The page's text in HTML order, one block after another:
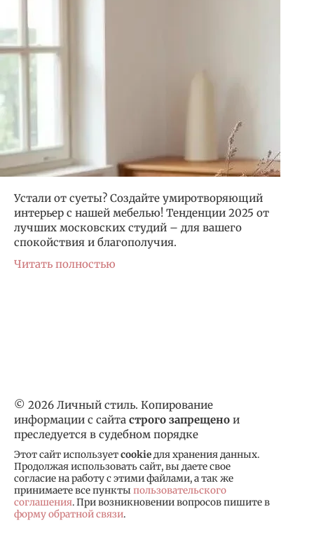
Устали от суеты? Создайте умиротворяющий
интерьер с нашей мебелью! Тенденции 2025 от
лучших московских студий – для вашего
спокойствия и благополучия.
Читать полностью
© 2026 Личный стиль. Копирование
информации с сайта строго запрещено и
преследуется в судебном порядке
Этот сайт используетcookieдля хранения данных.
Продолжая использовать сайт, вы даете свое
согласие на работу с этими файлами, а так же
принимаете все пункты пользовательского
соглашения. При возникновении вопросов пишите в
форму обратной связи.